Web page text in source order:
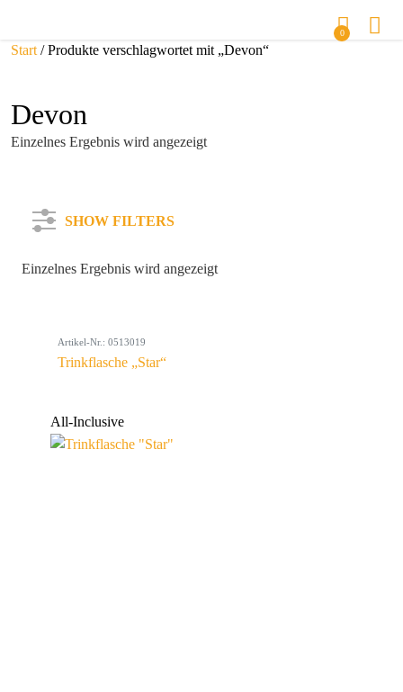
0
Start / Produkte verschlagwortet mit „Devon“
Devon
Einzelnes Ergebnis wird angezeigt
SHOW FILTERS
Farbe
Einzelnes Ergebnis wird angezeigt
Artikel-Nr.: 0513019
Trinkflasche „Star“
All-Inclusive